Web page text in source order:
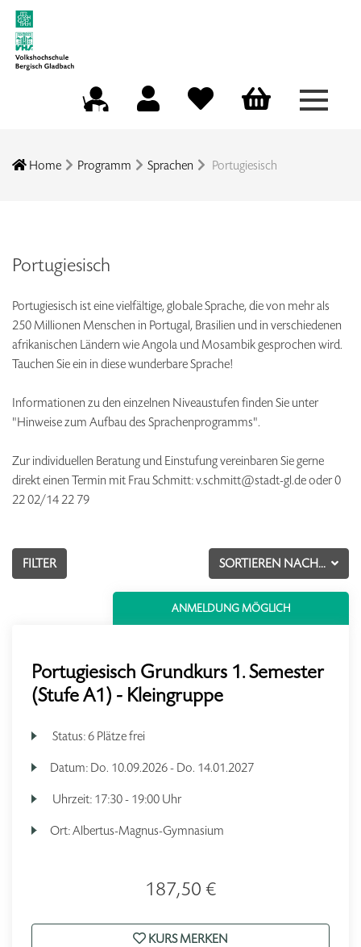
Menü
Home Programm Sprachen Portugiesisch
Portugiesisch
Portugiesisch ist eine vielfältige, globale Sprache, die von mehr als
250 Millionen Menschen in Portugal, Brasilien und in verschiedenen
afrikanischen Ländern wie Angola und Mosambik gesprochen wird.
Tauchen Sie ein in diese wunderbare Sprache!
Informationen zu den einzelnen Niveaustufen finden Sie unter
"Hinweise zum Aufbau des Sprachenprogramms".
Zur individuellen Beratung und Einstufung vereinbaren Sie gerne
direkt einen Termin mit Frau Schmitt: v.schmitt@stadt-gl.de oder 0
22 02/14 22 79
SORTIEREN NACH...
FILTER
ANMELDUNG MÖGLICH
Portugiesisch Grundkurs 1. Semester
(Stufe A1) - Kleingruppe
Status:6 Plätze frei
Datum: Do. 10.09.2026 - Do. 14.01.2027
Uhrzeit: 17:30 - 19:00 Uhr
Ort:Albertus-Magnus-Gymnasium
187,50 €
KURS MERKEN